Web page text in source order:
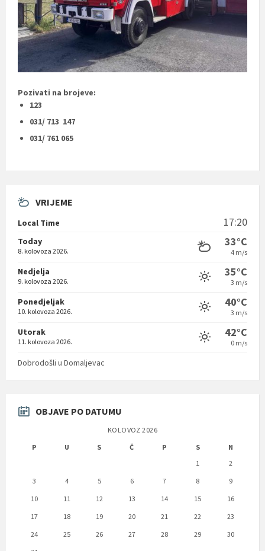
Pozivati na brojeve:
123
031/ 713 147
031/ 761 065
VRIJEME
Local Time 17:20
Today
8. kolovoza 2026.
33°C
4 m/s
Nedjelja
9. kolovoza 2026.
35°C
3 m/s
Ponedjeljak
10. kolovoza 2026.
40°C
3 m/s
Utorak
11. kolovoza 2026.
42°C
0 m/s
Dobrodošli u Domaljevac
OBJAVE PO DATUMU
KOLOVOZ 2026
P
U S Č P S
N
1
2
3
4 5 6 7 8
9
10
11 12 13 14 15
16
17
18 19 20 21 22
23
24
25 26 27 28 29
30